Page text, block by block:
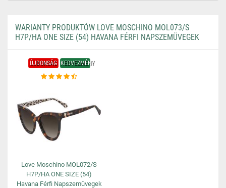
WARIANTY PRODUKTÓW LOVE MOSCHINO MOL073/S
H7P/HA ONE SIZE (54) HAVANA FÉRFI NAPSZEMÜVEGEK
ÚJDONSÁG KEDVEZMÉNY
Love Moschino MOL072/S
H7P/HA ONE SIZE (54)
Havana Férfi Napszemüvegek